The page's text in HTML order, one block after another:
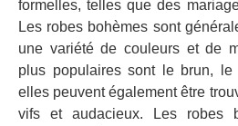
formelles, telles que des
Les robes bohèmes sont
une variété de couleurs et de
plus populaires sont le brun,
elles peuvent également être
vifs et audacieux. Les robes